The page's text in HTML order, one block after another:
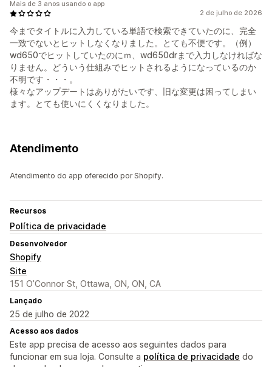
2 de julho de 2026
今までタイトルに入力している単語で検索できていたのに、完全
一致でないとヒットしなくなりました。とても不便です。（例）
wd650でヒットしていたのにｍ、wd650drまで入力しなければな
りません。どういう仕組みでヒットされるようになっているのか
不明です・・・。
様々なアップデートはありがたいです、旧な変更は困ってしまい
ます。とても使いにくくなりました。
Mais de 3 anos usando o app
Atendimento
Atendimento do app oferecido por Shopify.
Recursos
Política de privacidade
Desenvolvedor
Shopify
Site
151 O’Connor St, Ottawa, ON, ON, CA
Lançado
25 de julho de 2022
Acesso aos dados
Este app precisa de acesso aos seguintes dados para
funcionar em sua loja. Consulte a política de privacidade do